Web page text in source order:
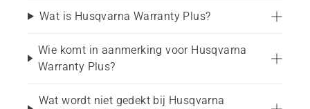
Wat is Husqvarna Warranty Plus?
Wie komt in aanmerking voor Husqvarna
Warranty Plus?
Wat wordt niet gedekt bij Husqvarna